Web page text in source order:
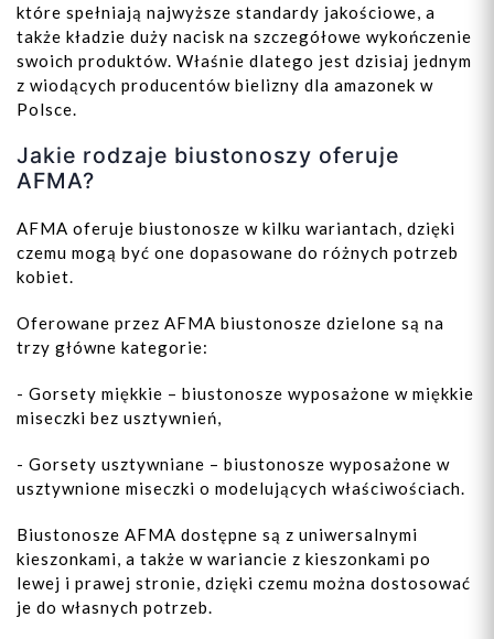
które spełniają najwyższe standardy jakościowe, a
także kładzie duży nacisk na szczegółowe wykończenie
swoich produktów. Właśnie dlatego jest dzisiaj jednym
z wiodących producentów bielizny dla amazonek w
Polsce.
Jakie rodzaje biustonoszy oferuje
AFMA?
AFMA oferuje biustonosze w kilku wariantach, dzięki
czemu mogą być one dopasowane do różnych potrzeb
kobiet.
Oferowane przez AFMA biustonosze dzielone są na
trzy główne kategorie:
- Gorsety miękkie – biustonosze wyposażone w miękkie
miseczki bez usztywnień,
- Gorsety usztywniane – biustonosze wyposażone w
usztywnione miseczki o modelujących właściwościach.
Biustonosze AFMA dostępne są z uniwersalnymi
kieszonkami, a także w wariancie z kieszonkami po
lewej i prawej stronie, dzięki czemu można dostosować
je do własnych potrzeb.